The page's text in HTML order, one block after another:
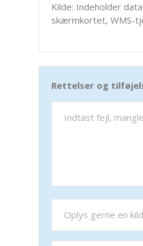
Kilde: Indeholder
skærmkortet, WMS-
Rettelser og